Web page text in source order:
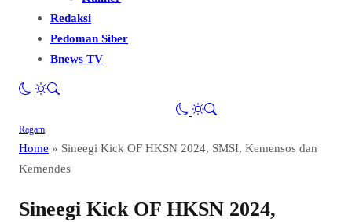
Redaksi
Pedoman Siber
Bnews TV
Ragam
Home » Sineegi Kick OF HKSN 2024, SMSI, Kemensos dan
Kemendes
Sineegi Kick OF HKSN 2024,